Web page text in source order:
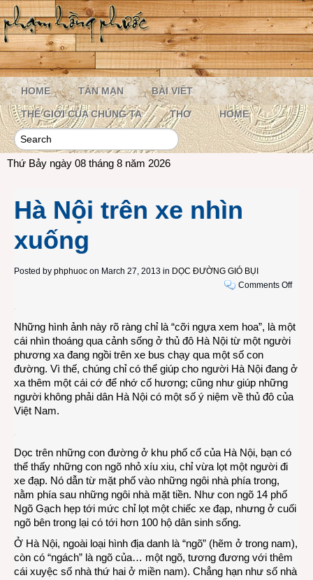
HOME TẢN MẠN BÀI VIẾT
THẾ GIỚI CỦA CHÚNG TA THƠ HOME
Thứ Bảy ngày 08 tháng 8 năm 2026
Hà Nội trên xe nhìn
xuống
Posted by phphuoc on March 27, 2013 in DỌC ĐƯỜNG GIÓ BỤI
Comments Offon
trên
Những hình ảnh này rõ ràng chỉ là “cỡi ngựa xem hoa”, là một
cái nhìn thoáng qua cảnh sống ở thủ đô Hà Nội từ một người
phương xa đang ngồi trên xe bus chạy qua một số con
đường. Vì thế, chúng chỉ có thể giúp cho người Hà Nội đang ở
xa thêm một cái cớ để nhớ cố hương; cũng như giúp những
người không phải dân Hà Nội có một số ý niệm về thủ đô của
Việt Nam.
Dọc trên những con đường ở khu phố cổ của Hà Nội, bạn có
thể thấy những con ngõ nhỏ xíu xiu, chỉ vừa lọt một người đi
xe đạp. Nó dẫn từ mặt phố vào những ngôi nhà phía trong,
nằm phía sau những ngôi nhà mặt tiền. Như con ngõ 14 phố
Ngõ Gạch hẹp tới mức chỉ lọt một chiếc xe đạp, nhưng ở cuối
ngõ bên trong lại có tới hơn 100 hộ dân sinh sống.
Ở Hà Nội, ngoài loại hình địa danh là “ngõ” (hẽm ở trong nam),
còn có “ngách” là ngõ của… một ngõ, tương đương với thêm
cái xuyệc số nhà thứ hai ở miền nam). Chẳng hạn như số nhà